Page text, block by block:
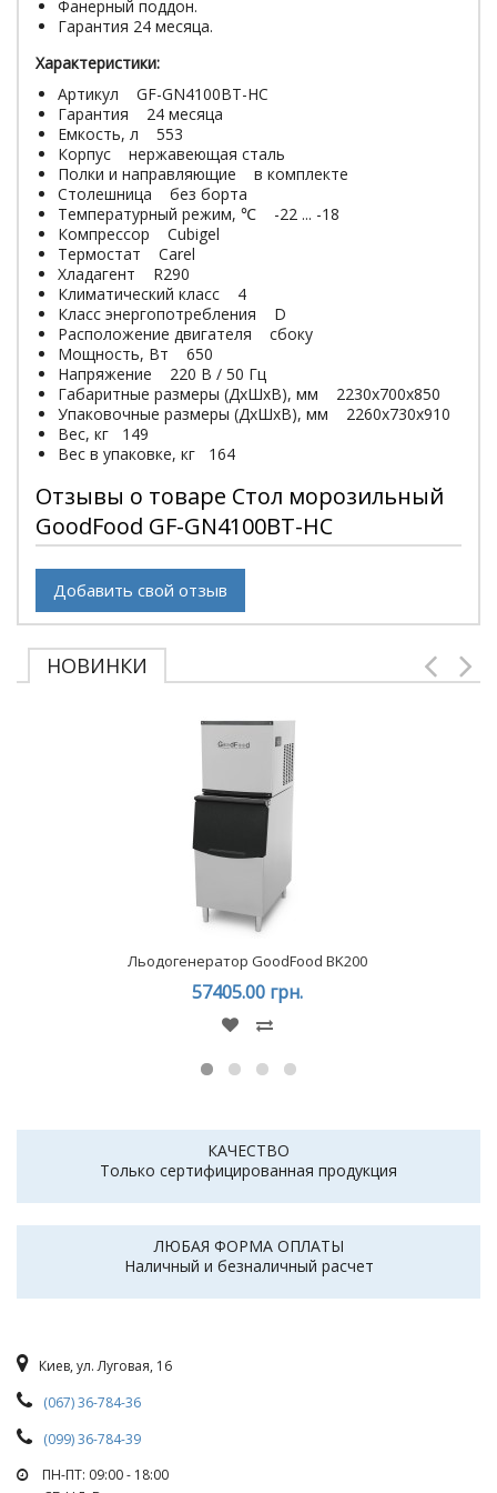
Фанерный поддон.
Гарантия 24 месяца.
Характеристики:
Артикул GF-GN4100BT-HC
Гарантия 24 месяца
Емкость, л 553
Корпус нержавеющая сталь
Полки и направляющие в комплекте
Столешница без борта
Температурный режим, ℃ -22 ... -18
Компрессор Cubigel
Термостат Carel
Хладагент R290
Климатический класс 4
Класс энергопотребления D
Расположение двигателя сбоку
Мощность, Вт 650
Напряжение 220 В / 50 Гц
Габаритные размеры (ДхШхВ), мм 2230x700x850
Упаковочные размеры (ДхШхВ), мм 2260х730х910
Вес, кг 149
Вес в упаковке, кг 164
Отзывы о товаре Стол морозильный
GoodFood GF-GN4100BT-HC
Добавить свой отзыв
НОВИНКИ
Льодогенератор GoodFood BK200
57405.00 грн.
КАЧЕСТВО
Только сертифицированная продукция
ЛЮБАЯ ФОРМА ОПЛАТЫ
Наличный и безналичный расчет
Киев, ул. Луговая, 16
(067) 36-784-36
(099) 36-784-39
ПН-ПТ: 09:00 - 18:00